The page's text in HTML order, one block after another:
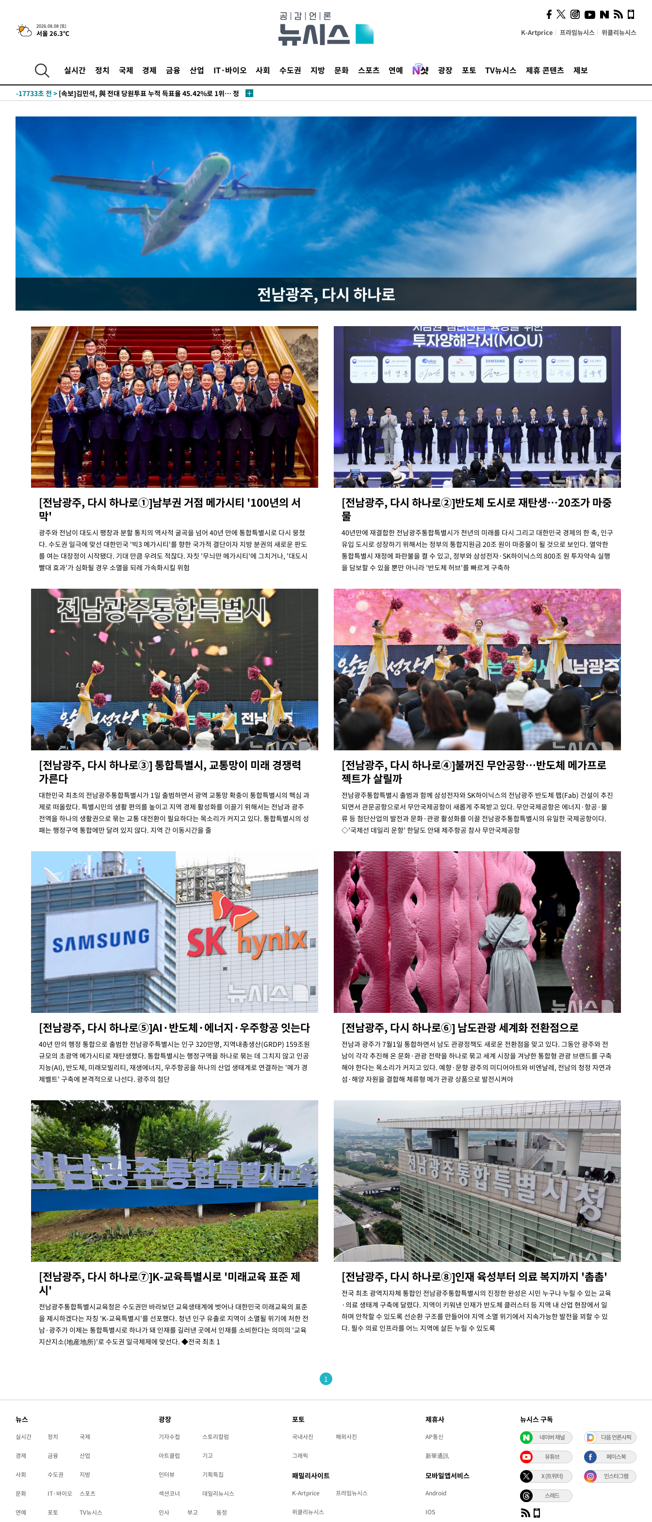
2026.08.08 (토)
서울 26.3℃ K-Artprice 프라임뉴시스 위클리뉴시스
실시간 정치 국제 경제 금융 산업 IT·바이오 사회 수도권 지방 문화 스포츠 연예 광장 포토 TV뉴시스 제휴 콘텐츠 제보
-26733초 전 >
이란 "호르무즈 재개방 합의 근접…美 배상 선행돼야"
-17780초 전 >
한민수·김용 순
-17733초 전 > [속보]김민석, 與 전대 당원투표 누적 득표율 45.42%로 1위… 정
42.08%·宋 10.17%
것"-16484초 전 >
-10258초 전 >
낮 최고 35도 '무더위'…동해안 시간당 30㎜ '강한 비'[내일날씨]
[속보]이강인 "감독님이 원하는 마음 느꼈고, 많은 트로피 원해 아틀
-9310초 전 >수도권 40도 육박 '펄펄'…동해안 일부 지역엔 호의주의보
-8279초 전 >온열질환 사망자 3명 늘어…누적 환자 3000명 돌파
강릉에 시간당 81.4㎜ 물폭탄…도로 잠기고 담벼락 붕괴
백운산서 80년근 천종산삼 9뿌리 발견…감정가 1.3억원
1시간 전 > 선재도서 해루질 나섰다 실종 60대, 닷새 만에 숨진 채 발견
1시간 전 >
남자 농구, 나고야 아시안게임서 '홈팀' 일본과 한일전
1시간 전 >여수 오동도 해상서 모터보트 전복…1명 사망·1명 실종
3시간 전 >극한폭염 한풀 꺾이지만…'낮 최고 35도' 무더위, 열대야 계속[다음주
7시간 전 >'최고 37도' 폭염 지속…강원동해안 최대 150㎜ 비
9시간 전 >[속보]뉴욕증시 상승 마감…S&P 0.6% 나스닥 1.3%↑
-26733초 전 >이란 "호르무즈 재개방 합의 근접…美 배상 선행돼야"
-17780초 전 >[속보]與최고위원 제주·인천 순회경선…박선원·최민희·서미화·
한민수·김용 순
-17733초 전 >[속보]김민석, 與 전대 당원투표 누적 득표율 45.42%로 1위… 정
청래 44.56%
-17015초 전 >[속보]與 대표 경선 제주·인천 당원투표…金 47.75%·鄭
42.08%·宋 10.17%
-16549초 전 >이강인 "아틀레티코 이적 기뻐…등번호 7번 의미보단 팀 위해 뛸
-16484초 전 >[속보]與 당대표 경선, 제주·인천 권리당원 투표 김민석 승리
-10258초 전 >
낮 최고 35도 '무더위'…동해안 시간당 30㎜ '강한 비'[내일날씨]
-9528초 전 > [속보]이강인 "감독님이 원하는 마음 느꼈고, 많은 트로피 원해 아틀
레티코 이적"
-9310초 전 >수도권 40도 육박 '펄펄'…동해안 일부 지역엔 호의주의보
-8279초 전 >온열질환 사망자 3명 늘어…누적 환자 3000명 돌파
-2224초 전 >강릉에 시간당 81.4㎜ 물폭탄…도로 잠기고 담벼락 붕괴
27분 전 >백운산서 80년근 천종산삼 9뿌리 발견…감정가 1.3억원
1시간 전 >선재도서 해루질 나섰다 실종 60대, 닷새 만에 숨진 채 발견
1시간 전 >남자 농구, 나고야 아시안게임서 '홈팀' 일본과 한일전
1시간 전 >여수 오동도 해상서 모터보트 전복…1명 사망·1명 실종
3시간 전 > 극한폭염 한풀 꺾이지만…'낮 최고 35도' 무더위, 열대야 계속[다음주
3시간 전 > 축구협회 "압수수색·성접대 논란 사과…쇄신의 기회로 삼겠다"
4시간 전 >[속보]'압수수색·성접대 논란' 축구협회 "실망과 걱정 안겨드려 죄송"
[속보]뉴욕증시 상승 마감…S&P 0.6% 나스닥 1.3%↑
전남광주, 다시 하나로
[전남광주, 다시 하나로①]남부권 거점 메가시티 '100년의 서
막'
광주와 전남이 대도시 팽창과 분할 통치의 역사적 굴곡을 넘어 40년 만에 통합특별시로 다시 뭉쳤
다. 수도권 일극에 맞선 대한민국 '빅3 메가시티'를 향한 국가적 결단이자 지방 분권의 새로운 판도
를 여는 대장정이 시작됐다. 기대 만큼 우려도 적잖다. 자칫 '무늬만 메가시티'에 그치거나, '대도시
빨대 효과'가 심화될 경우 소멸을 되레 가속화시킬 위험
[전남광주, 다시 하나로②]반도체 도시로 재탄생…20조가 마중
물
40년만에 재결합한 전남광주통합특별시가 천년의 미래를 다시 그리고 대한민국 경제의 한 축, 인구
유입 도시로 성장하기 위해서는 정부의 통합지원금 20조 원이 마중물이 될 것으로 보인다. 열악한
통합특별시 재정에 파란불을 켤 수 있고, 정부와 삼성전자·SK하이닉스의 800조 원 투자약속 실행
을 담보할 수 있을 뿐만 아니라 '반도체 허브'를 빠르게 구축하
[전남광주, 다시 하나로③] 통합특별시, 교통망이 미래 경쟁력
가른다
대한민국 최초의 전남광주통합특별시가 1일 출범하면서 광역 교통망 확충이 통합특별시의 핵심 과
제로 떠올랐다. 특별시민의 생활 편의를 높이고 지역 경제 활성화를 이끌기 위해서는 전남과 광주
전역을 하나의 생활권으로 묶는 교통 대전환이 필요하다는 목소리가 커지고 있다. 통합특별시의 성
패는 행정구역 통합에만 달려 있지 않다. 지역 간 이동시간을 줄
[전남광주, 다시 하나로④]불꺼진 무안공항…반도체 메가프로
젝트가 살릴까
전남광주통합특별시 출범과 함께 삼성전자와 SK하이닉스의 전남광주 반도체 팹(Fab) 건설이 추진
되면서 관문공항으로서 무안국제공항이 새롭게 주목받고 있다. 무안국제공항은 에너지·항공·물
류 등 첨단산업의 발전과 문화·관광 활성화를 이끌 전남광주통합특별시의 유일한 국제공항이다.
◇'국제선 데일리 운항' 한달도 안돼 제주항공 참사 무안국제공항
[전남광주, 다시 하나로⑤]AI·반도체·에너지·우주항공 잇는다
40년 만의 행정 통합으로 출범한 전남광주특별시는 인구 320만명, 지역내총생산(GRDP) 159조원
규모의 초광역 메가시티로 재탄생했다. 통합특별시는 행정구역을 하나로 묶는 데 그치지 않고 인공
지능(AI), 반도체, 미래모빌리티, 재생에너지, 우주항공을 하나의 산업 생태계로 연결하는 '메가 경
제벨트' 구축에 본격적으로 나선다. 광주의 첨단
[전남광주, 다시 하나로⑥] 남도관광 세계화 전환점으로
전남과 광주가 7월1일 통합하면서 남도 관광정책도 새로운 전환점을 맞고 있다. 그동안 광주와 전
남이 각각 추진해 온 문화·관광 전략을 하나로 묶고 세계 시장을 겨냥한 통합형 관광 브랜드를 구축
해야 한다는 목소리가 커지고 있다. 예향·문향 광주의 미디어아트와 비엔날레, 전남의 청정 자연과
섬·해양 자원을 결합해 체류형 메가 관광 상품으로 발전시켜야
[전남광주, 다시 하나로⑦]K-교육특별시로 '미래교육 표준 제
시'
전남광주통합특별시교육청은 수도권만 바라보던 교육생태계에 벗어나 대한민국 미래교육의 표준
을 제시하겠다는 자칭 'K-교육특별시'를 선포했다. 청년 인구 유출로 지역이 소멸될 위기에 처한 전
남·광주가 이제는 통합특별시로 하나가 돼 인재를 길러낸 곳에서 인재를 소비한다는 의미의 '교육
지산지소(地産地所)'로 수도권 일극체제에 맞선다. ◆전국 최초 1
[전남광주, 다시 하나로⑧]인재 육성부터 의료 복지까지 '촘촘'
전국 최초 광역지자체 통합인 전남광주통합특별시의 진정한 완성은 시민 누구나 누릴 수 있는 교육
·의료 생태계 구축에 달렸다. 지역이 키워낸 인재가 반도체 클러스터 등 지역 내 산업 현장에서 일
하며 안착할 수 있도록 선순환 구조를 만들어야 지역 소멸 위기에서 지속가능한 발전을 꾀할 수 있
다. 필수 의료 인프라를 어느 지역에 살든 누릴 수 있도록
1
뉴스
실시간 정치 국제
경제 금융 산업
사회 수도권 지방
문화 IT·바이오 스포츠
연예 포토 TV뉴시스
광장
기자수첩 스토리칼럼
아트클럽 기고
인터뷰 기획특집
섹션코너 데일리뉴시스
인사 부고 동정
포토
국내사진 해외사진
그래픽
패밀리사이트
K-Artprice 프라임뉴시스
위클리뉴시스
제휴사
AP통신
新華通訊
모바일앱서비스
Android
IOS
뉴시스 구독
네이버 채널 다음 언론사픽
유튜브 페이스북
X (트위터) 인스타그램
스레드